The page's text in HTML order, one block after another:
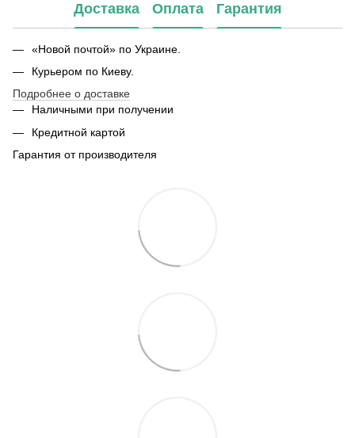
Доставка Оплата Гарантия
«Новой почтой» по Украине.
Курьером по Киеву.
Подробнее о доставке
Наличными при получении
Кредитной картой
Гарантия от производителя